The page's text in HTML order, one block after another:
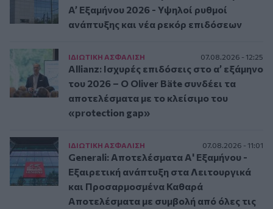
A’ Εξαμήνου 2026 - Υψηλοί ρυθμοί
ανάπτυξης και νέα ρεκόρ επιδόσεων
ΙΔΙΩΤΙΚΗ ΑΣΦAΛΙΣΗ 07.08.2026 - 12:25
Allianz: Ισχυρές επιδόσεις στο α’ εξάμηνο
του 2026 – Ο Oliver Bäte συνδέει τα
αποτελέσματα με το κλείσιμο του
«protection gap»
ΙΔΙΩΤΙΚΗ ΑΣΦAΛΙΣΗ 07.08.2026 - 11:01
Generali: Αποτελέσματα Α' Εξαμήνου -
Εξαιρετική ανάπτυξη στα Λειτουργικά
και Προσαρμοσμένα Καθαρά
Αποτελέσματα με συμβολή από όλες τις